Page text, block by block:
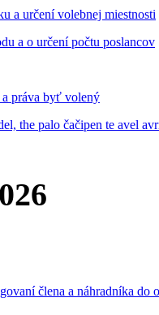
a určení volebnej miestnosti
a o určení počtu poslancov
práva byť volený
the palo čačipen te avel
člena a náhradníka